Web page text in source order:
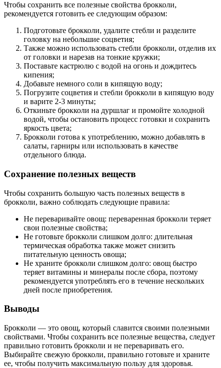
Чтобы сохранить все полезные свойства брокколи,
рекомендуется готовить ее следующим образом:
Подготовьте брокколи, удалите стебли и разделите
головку на небольшие соцветия;
Также можно использовать стебли брокколи, отделив их
от головки и нарезав на тонкие кружки;
Поставьте кастрюлю с водой на огонь и дождитесь
кипения;
Добавьте немного соли в кипящую воду;
Погрузите соцветия и стебли брокколи в кипящую воду
и варите 2-3 минуты;
Откиньте брокколи на дуршлаг и промойте холодной
водой, чтобы остановить процесс готовки и сохранить
яркость цвета;
Брокколи готова к употреблению, можно добавлять в
салаты, гарниры или использовать в качестве
отдельного блюда.
Сохранение полезных веществ
Чтобы сохранить большую часть полезных веществ в
брокколи, важно соблюдать следующие правила:
Не переваривайте овощ: переваренная брокколи теряет
свои полезные свойства;
Не готовьте брокколи слишком долго: длительная
термическая обработка также может снизить
питательную ценность овоща;
Не храните брокколи слишком долго: овощ быстро
теряет витамины и минералы после сбора, поэтому
рекомендуется употреблять его в течение нескольких
дней после приобретения.
Выводы
Брокколи — это овощ, который славится своими полезными
свойствами. Чтобы сохранить все полезные вещества, следует
правильно готовить брокколи и не переваривать его.
Выбирайте свежую брокколи, правильно готовьте и храните
ее, чтобы получить максимальную пользу для здоровья.